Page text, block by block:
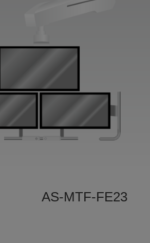
AS-MTF-FE23